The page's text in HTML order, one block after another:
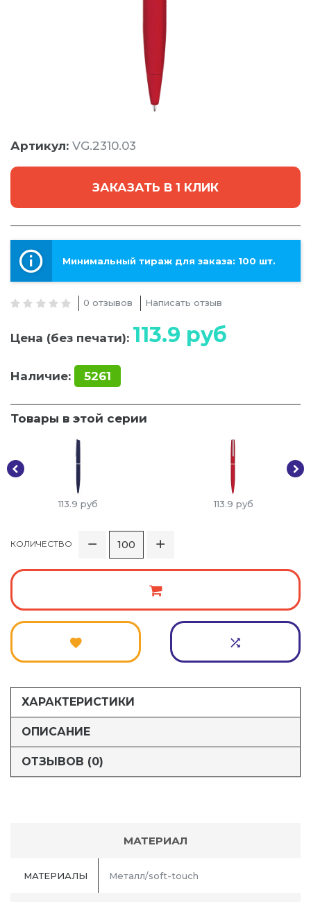
Артикул: VG.2310.03
ЗАКАЗАТЬ В 1 КЛИК
Минимальный тираж для заказа: 100 шт.
0 отзывов Написать отзыв
Цена (без печати): 113.9 руб
Наличие: 5261
Товары в этой серии
113.9 руб 113.9 руб
КОЛИЧЕСТВО
ХАРАКТЕРИСТИКИ
ОПИСАНИЕ
ОТЗЫВОВ (0)
МАТЕРИАЛ
МАТЕРИАЛЫ Металл/soft-touch